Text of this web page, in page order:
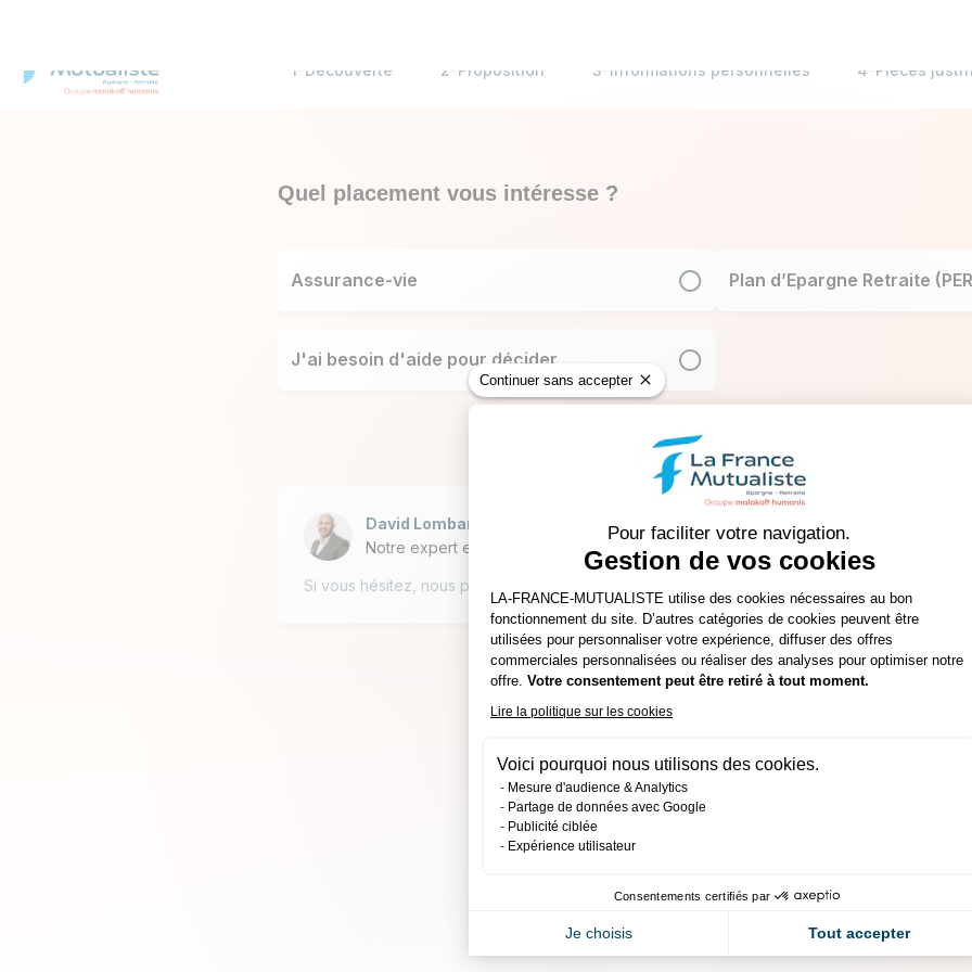
Pour faciliter votre navigation.
Gestion de vos cookies
Plateforme de Gestion du
LA-FRANCE-MUTUALISTE utilise des cookies nécessaires au bon
fonctionnement du site. D’autres catégories de cookies peuvent être
utilisées pour personnaliser votre expérience, diffuser des offres
commerciales personnalisées ou réaliser des analyses pour optimiser notre
offre.
Votre consentement peut être retiré à tout moment.
Lire la politique sur les cookies
Voici pourquoi nous utilisons des cookies.
Mesure d'audience & Analytics
Publicité ciblée
Expérience utilisateur
Axeptio consent
1-Découverte 2-Proposition 3-Informations personnelles 4-Pièces
Quel placement vous intéresse ?
Assurance-vie Plan d’Epargne Retraite
J'ai besoin d'aide pour décider
David Lombard
Notre expert en épargne et retraite
Si vous hésitez, nous pouvons vous aider à choisir avec quelques questions.